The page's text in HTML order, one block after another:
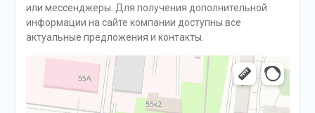
или мессенджеры. Для получения дополнительной
информации на сайте компании доступны все
актуальные предложения и контакты.